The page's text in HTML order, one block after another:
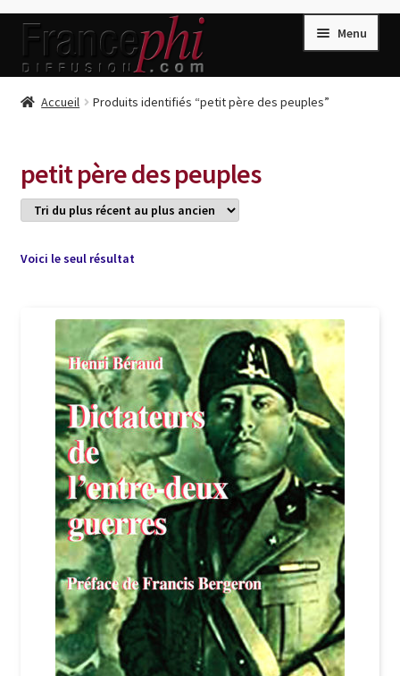
Aller
la
Aller
contenu
Menu
Accueil
Compte
Conditions de Vente
Connection
Listes d’Envies
Livres de Peter Randa
Livres de Philippe Randa
Login Customizer
Newsletter
Nous Contacter
Panier
Politique de confidentialité et cookies
Qui sommes-nous ?
Soutien à Philippe Randa
Suivi de la Commande
Accueil Produits identifiés “petit père des peuples”
petit père des peuples
Voici le seul résultat